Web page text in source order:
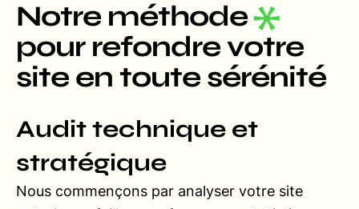
Notre méthode
pour refondre votre
site en toute sérénité
Audit technique et
stratégique
Nous commençons par analyser votre site